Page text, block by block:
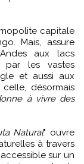
capitale
Mais, assure
aux lacs
par les vastes
et aussi aux
désormais
à vivre des
Natural" ouvre
à travers
sur un